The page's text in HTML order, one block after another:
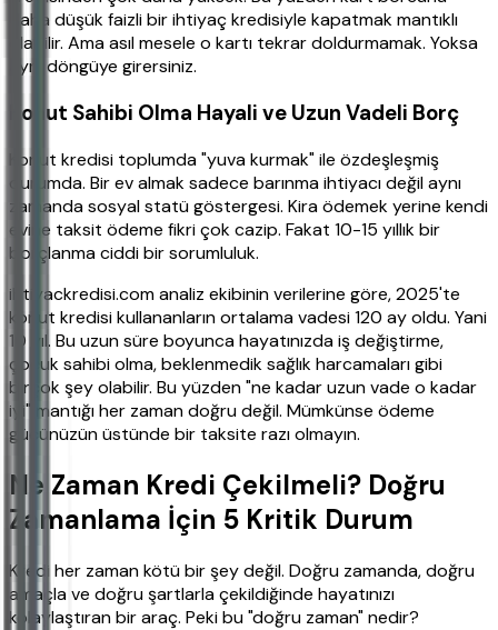
daha düşük faizli bir ihtiyaç kredisiyle kapatmak mantıklı
olabilir. Ama asıl mesele o kartı tekrar doldurmamak. Yoksa
aynı döngüye girersiniz.
Konut Sahibi Olma Hayali ve Uzun Vadeli Borç
Konut kredisi toplumda "yuva kurmak" ile özdeşleşmiş
durumda. Bir ev almak sadece barınma ihtiyacı değil aynı
zamanda sosyal statü göstergesi. Kira ödemek yerine kendi
evine taksit ödeme fikri çok cazip. Fakat 10-15 yıllık bir
borçlanma ciddi bir sorumluluk.
ihtiyackredisi.com analiz ekibinin verilerine göre, 2025'te
konut kredisi kullananların ortalama vadesi 120 ay oldu. Yani
10 yıl. Bu uzun süre boyunca hayatınızda iş değiştirme,
çocuk sahibi olma, beklenmedik sağlık harcamaları gibi
birçok şey olabilir. Bu yüzden "ne kadar uzun vade o kadar
iyi" mantığı her zaman doğru değil. Mümkünse ödeme
gücünüzün üstünde bir taksite razı olmayın.
Ne Zaman Kredi Çekilmeli? Doğru
Zamanlama İçin 5 Kritik Durum
Kredi her zaman kötü bir şey değil. Doğru zamanda, doğru
amaçla ve doğru şartlarla çekildiğinde hayatınızı
kolaylaştıran bir araç. Peki bu "doğru zaman" nedir?